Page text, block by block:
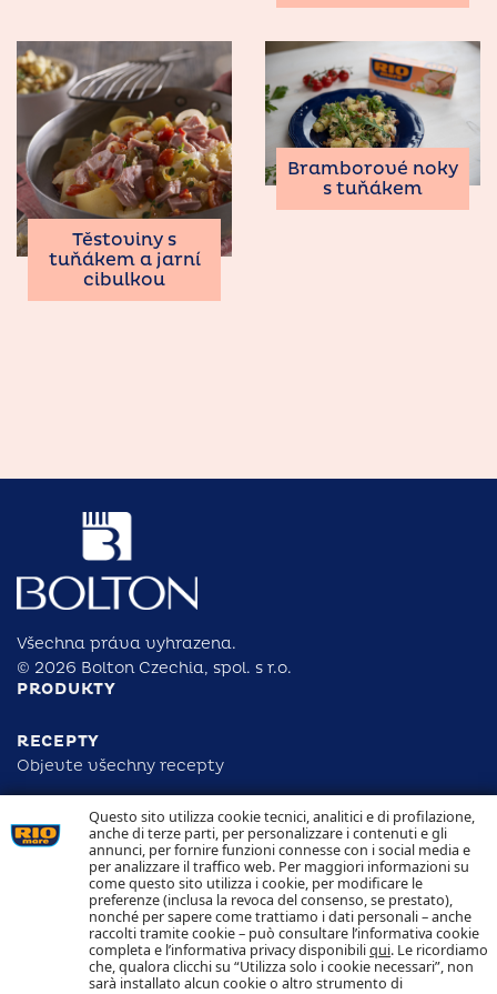
Questo sito utilizza cookie tecnici, analitici e di profilazione,
anche di terze parti, per personalizzare i contenuti e gli
annunci, per fornire funzioni connesse con i social media e
per analizzare il traffico web. Per maggiori informazioni su
come questo sito utilizza i cookie, per modificare le
preferenze (inclusa la revoca del consenso, se prestato),
nonché per sapere come trattiamo i dati personali – anche
raccolti tramite cookie – può consultare l’informativa cookie
completa e l’informativa privacy disponibiliqui. Le ricordiamo
che, qualora clicchi su “Utilizza solo i cookie necessari”, non
sarà installato alcun cookie o altro strumento di
Těstoviny s
tuňákem a jarní
cibulkou
Bramborové noky
s tuňákem
Všechna práva vyhrazena.
© 2026 Bolton Czechia, spol. s r.o.
PRODUKTY
RECEPTY
Objevte všechny recepty
ODPOVĚDNOST
DOHLEDATELNOST
KONTAKTUJTE NÁS
NAKLÁDÁNÍ S COOKIES
OCHRANA OSOBNÍCH ÚDAJŮ
Sledujte nás